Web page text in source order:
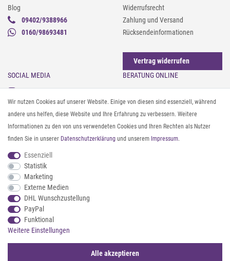
Blog
09402/9388966
0160/98693481
Widerrufsrecht
Zahlung und Versand
Rücksendeinformationen
Vertrag widerrufen
SOCIAL MEDIA
Instagram
Facebook
Pinterest
Twitter
Youtube
Threads
BERATUNG ONLINE
Gürtel messen & kürzen
Sonnenbrillen & UV-Schutz
Textilpflege
Textil- und Material-Guide
Geldbörse richtig organisieren
ZAHLUNG & VERSAND
Wir nutzen Cookies auf unserer Website. Einige von diesen sind essenziell, während
andere uns helfen, diese Website und Ihre Erfahrung zu verbessern. Weitere
Informationen zu den von uns verwendeten Cookies und Ihren Rechten als Nutzer
finden Sie in unserer Daten­schutz­erklärung und unserem Impressum.
Essenziell
Statistik
Marketing
Externe Medien
DHL Wunschzustellung
PayPal
Funktional
Weitere Einstellungen
Alle akzeptieren